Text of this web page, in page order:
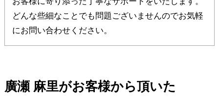
どんな些細なことでも問題ございませんのでお気軽
にお問い合わせください。
廣瀬 麻里がお客様から頂いた